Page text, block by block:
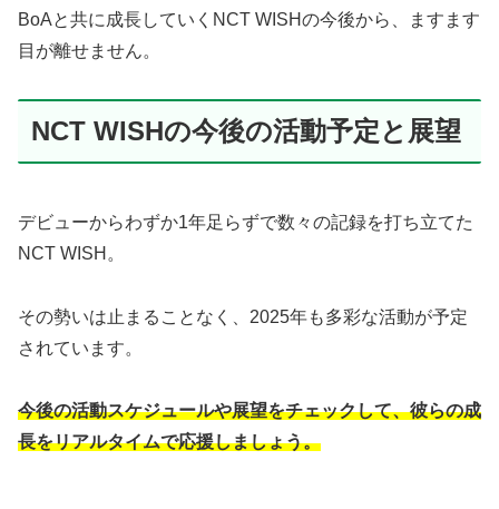
BoAと共に成長していくNCT WISHの今後から、ますます
目が離せません。
NCT WISHの今後の活動予定と展望
デビューからわずか1年足らずで数々の記録を打ち立てた
NCT WISH。
その勢いは止まることなく、2025年も多彩な活動が予定
されています。
今後の活動スケジュールや展望をチェックして、彼らの成
長をリアルタイムで応援しましょう。